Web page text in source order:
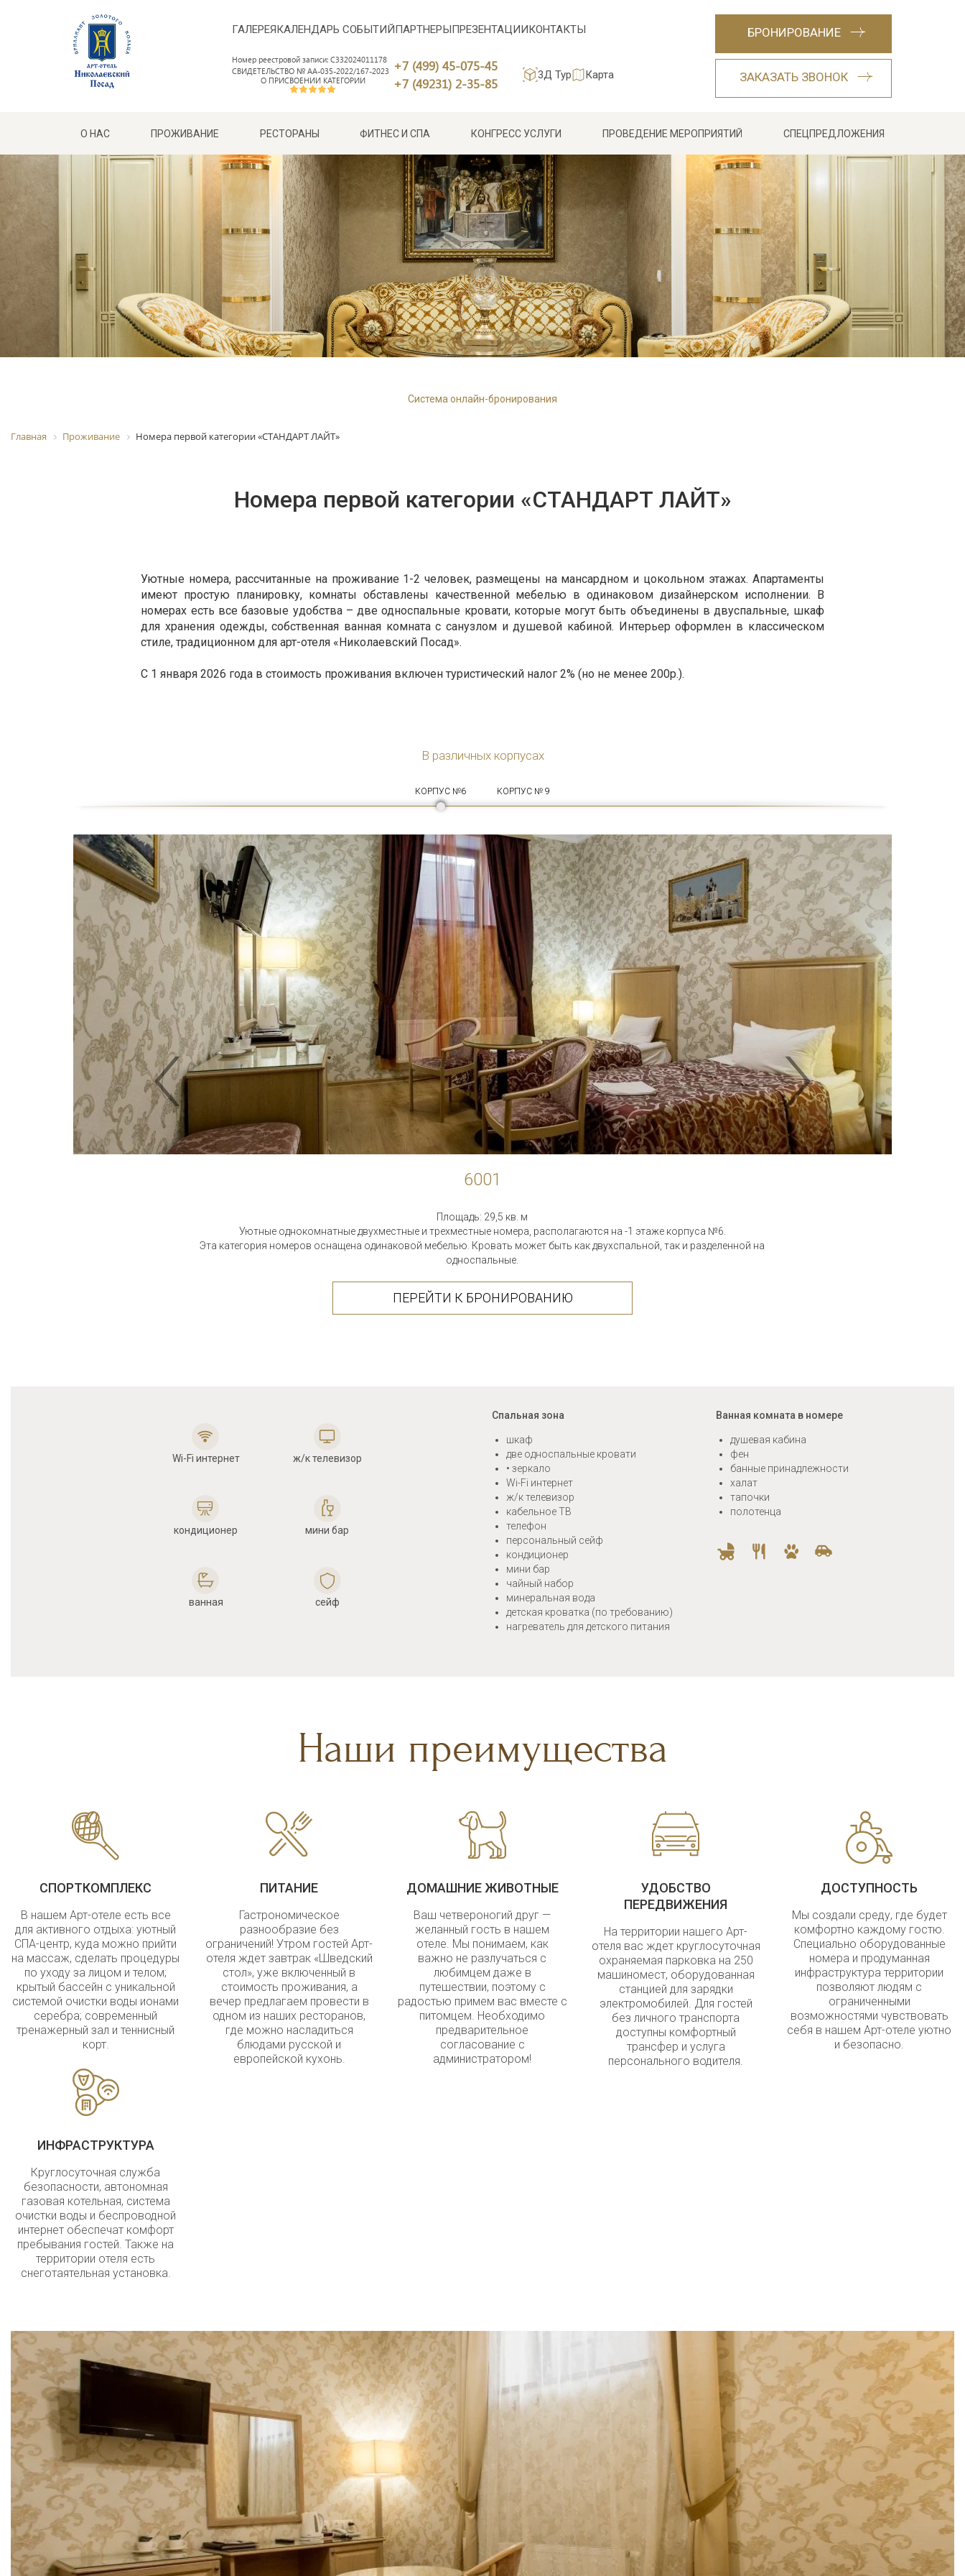
ГАЛЕРЕЯКАЛЕНДАРЬ СОБЫТИЙПАРТНЕРЫПРЕЗЕНТАЦИИКОНТАКТЫ
Номер реестровой записи: С332024011178
СВИДЕТЕЛЬСТВО № АА-035-2022/167-2023
О ПРИСВОЕНИИ КАТЕГОРИИ
+7 (499) 45-075-45
+7 (49231) 2-35-85
3Д Тур Карта
БРОНИРОВАНИЕ
ЗАКАЗАТЬ ЗВОНОК
О НАС ПРОЖИВАНИЕ РЕСТОРАНЫ ФИТНЕС И СПА КОНГРЕСС УСЛУГИ ПРОВЕДЕНИЕ МЕРОПРИЯТИЙ СПЕЦПРЕДЛОЖЕНИЯ
Система онлайн-бронирования
Главная Проживание Номера первой категории «СТАНДАРТ ЛАЙТ»
Номера первой категории «СТАНДАРТ ЛАЙТ»
Уютные номера, рассчитанные на проживание 1-2 человек, размещены на мансардном и цокольном этажах. Апартаменты
имеют простую планировку, комнаты обставлены качественной мебелью в одинаковом дизайнерском исполнении. В
номерах есть все базовые удобства – две односпальные кровати, которые могут быть объединены в двуспальные, шкаф
для хранения одежды, собственная ванная комната с санузлом и душевой кабиной. Интерьер оформлен в классическом
стиле, традиционном для арт-отеля «Николаевский Посад».
С 1 января 2026 года в стоимость проживания включен туристический налог 2% (но не менее 200р.).
В различных корпусах
КОРПУС №6 КОРПУС № 9
6001
Площадь: 29,5 кв. м
Уютные однокомнатные двухместные и трехместные номера, располагаются на -1 этаже корпуса №6.
Эта категория номеров оснащена одинаковой мебелью. Кровать может быть как двухспальной, так и разделенной на
односпальные.
ПЕРЕЙТИ К БРОНИРОВАНИЮ
Wi-Fi интернет ж/к телевизор
кондиционер мини бар
ванная сейф
Спальная зона
шкаф
две односпальные кровати
• зеркало
Wi-Fi интернет
ж/к телевизор
кабельное ТВ
телефон
персональный сейф
кондиционер
мини бар
чайный набор
минеральная вода
детская кроватка (по требованию)
нагреватель для детского питания
Ванная комната в номере
душевая кабина
фен
банные принадлежности
халат
тапочки
полотенца
Наши преимущества
СПОРТКОМПЛЕКС
В нашем Арт-отеле есть все
для активного отдыха: уютный
СПА-центр, куда можно прийти
на массаж, сделать процедуры
по уходу за лицом и телом;
крытый бассейн с уникальной
системой очистки воды ионами
серебра; современный
тренажерный зал и теннисный
корт.
ПИТАНИЕ
Гастрономическое
разнообразие без
ограничений! Утром гостей Арт-
отеля ждет завтрак «Шведский
стол», уже включенный в
стоимость проживания, а
вечер предлагаем провести в
одном из наших ресторанов,
где можно насладиться
блюдами русской и
европейской кухонь.
ДОМАШНИЕ ЖИВОТНЫЕ
Ваш четвероногий друг —
желанный гость в нашем
отеле. Мы понимаем, как
важно не разлучаться с
любимцем даже в
путешествии, поэтому с
радостью примем вас вместе с
питомцем. Необходимо
предварительное
согласование с
администратором!
УДОБСТВО
ПЕРЕДВИЖЕНИЯ
На территории нашего Арт-
отеля вас ждет круглосуточная
охраняемая парковка на 250
машиномест, оборудованная
станцией для зарядки
электромобилей. Для гостей
без личного транспорта
доступны комфортный
трансфер и услуга
персонального водителя.
ДОСТУПНОСТЬ
Мы создали среду, где будет
комфортно каждому гостю.
Специально оборудованные
номера и продуманная
инфраструктура территории
позволяют людям с
ограниченными
возможностями чувствовать
себя в нашем Арт-отеле уютно
и безопасно.
ИНФРАСТРУКТУРА
Круглосуточная служба
безопасности, автономная
газовая котельная, система
очистки воды и беспроводной
интернет обеспечат комфорт
пребывания гостей. Также на
территории отеля есть
снеготаятельная установка.